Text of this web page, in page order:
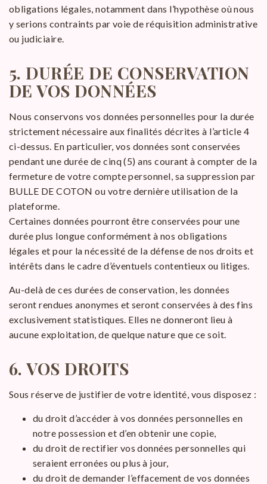
obligations légales, notamment dans l’hypothèse où nous
y serions contraints par voie de réquisition administrative
ou judiciaire.
5. DURÉE DE CONSERVATION
DE VOS DONNÉES
Nous conservons vos données personnelles pour la durée
strictement nécessaire aux finalités décrites à l’article 4
ci-dessus. En particulier, vos données sont conservées
pendant une durée de cinq (5) ans courant à compter de la
fermeture de votre compte personnel, sa suppression par
BULLE DE COTON ou votre dernière utilisation de la
plateforme.
Certaines données pourront être conservées pour une
durée plus longue conformément à nos obligations
légales et pour la nécessité de la défense de nos droits et
intérêts dans le cadre d’éventuels contentieux ou litiges.
Au-delà de ces durées de conservation, les données
seront rendues anonymes et seront conservées à des fins
exclusivement statistiques. Elles ne donneront lieu à
aucune exploitation, de quelque nature que ce soit.
6. VOS DROITS
Sous réserve de justifier de votre identité, vous disposez :
du droit d’accéder à vos données personnelles en
notre possession et d’en obtenir une copie,
du droit de rectifier vos données personnelles qui
seraient erronées ou plus à jour,
du droit de demander l’effacement de vos données